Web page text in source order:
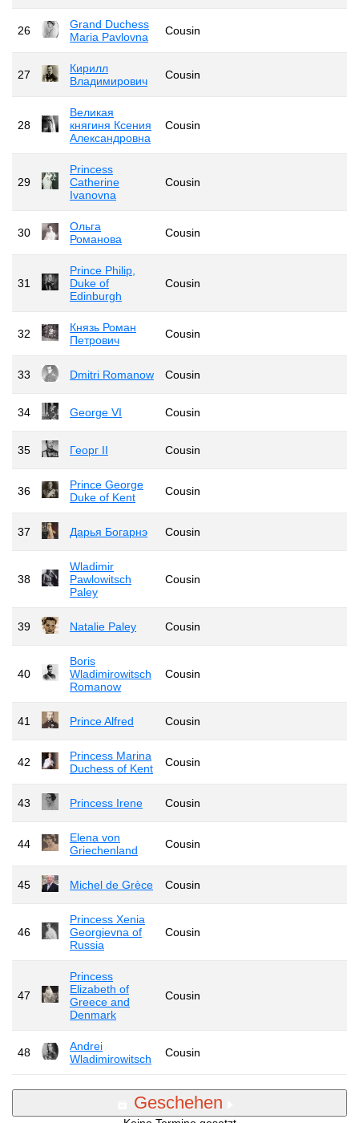
26
Grand Duchess
Maria Pavlovna
Cousin
27
Кирилл
Владимирович
Cousin
28
Великая
княгиня Ксения
Александровна
Cousin
29
Princess
Catherine
Ivanovna
Cousin
30
Ольга
Романова
Cousin
31
Prince Philip,
Duke of
Edinburgh
Cousin
32
Князь Роман
Петрович
Cousin
33 Dmitri Romanow Cousin
34 George VI Cousin
35 Георг II Cousin
36
Prince George
Duke of Kent
Cousin
37 Дарья Богарнэ Cousin
38
Wladimir
Pawlowitsch
Paley
Cousin
39 Natalie Paley Cousin
40
Boris
Wladimirowitsch
Romanow
Cousin
41 Prince Alfred Cousin
42
Princess Marina
Duchess of Kent
Cousin
43 Princess Irene Cousin
44
Elena von
Griechenland
Cousin
45 Michel de Grèce Cousin
46
Princess Xenia
Georgievna of
Russia
Cousin
47
Princess
Elizabeth of
Greece and
Denmark
Cousin
48
Andrei
Wladimirowitsch
Cousin
Geschehen